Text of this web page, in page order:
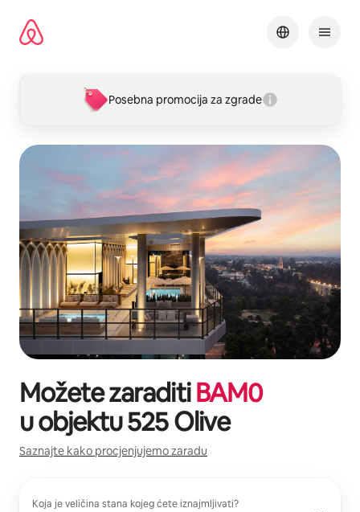
sadržaj
Posebna promocija za zgrade
Možete zaraditiBAM0
u objektu525 Olive
Saznajte kako procjenjujemo zaradu
Koja je veličina stana kojeg ćete iznajmljivati?